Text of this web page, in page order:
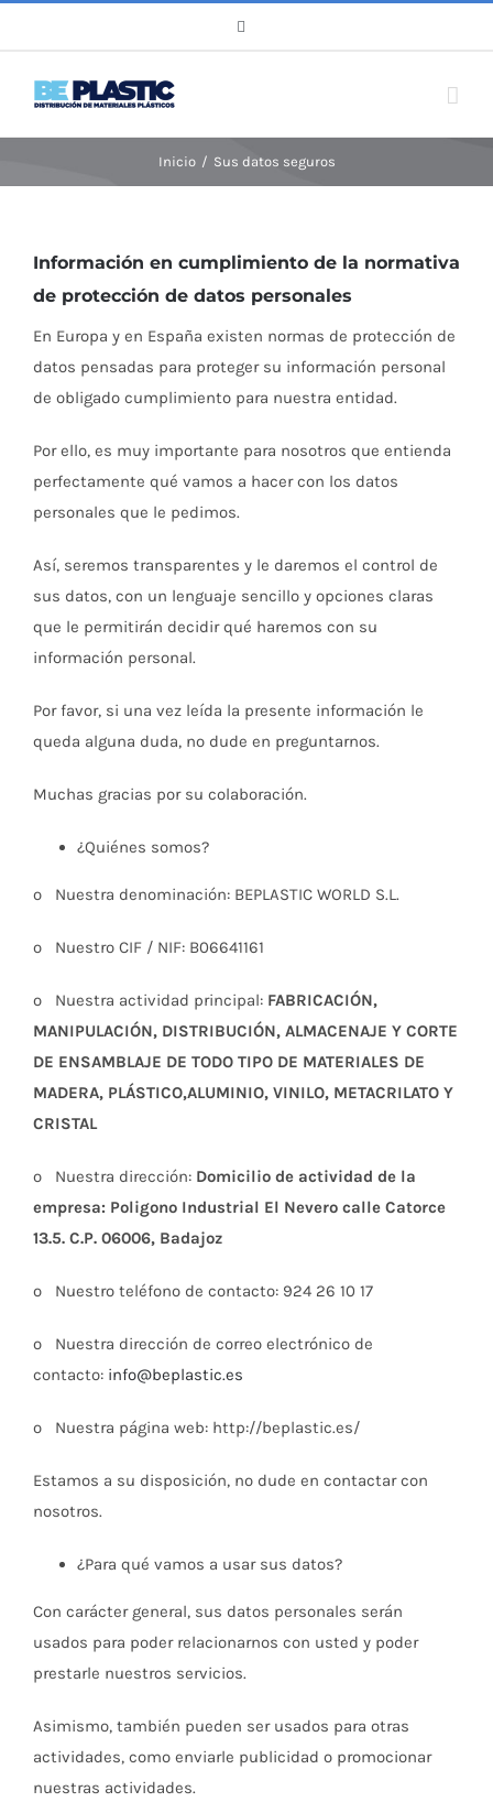
contenido
Inicio / Sus datos seguros
Información en cumplimiento de la normativa
de protección de datos personales
En Europa y en España existen normas de protección de
datos pensadas para proteger su información personal
de obligado cumplimiento para nuestra entidad.
Por ello, es muy importante para nosotros que entienda
perfectamente qué vamos a hacer con los datos
personales que le pedimos.
Así, seremos transparentes y le daremos el control de
sus datos, con un lenguaje sencillo y opciones claras
que le permitirán decidir qué haremos con su
información personal.
Por favor, si una vez leída la presente información le
queda alguna duda, no dude en preguntarnos.
Muchas gracias por su colaboración.
¿Quiénes somos?
o Nuestra denominación: BEPLASTIC WORLD S.L.
o Nuestro CIF / NIF: B06641161
o Nuestra actividad principal: FABRICACIÓN,
MANIPULACIÓN, DISTRIBUCIÓN, ALMACENAJE Y CORTE
DE ENSAMBLAJE DE TODO TIPO DE MATERIALES DE
MADERA, PLÁSTICO,ALUMINIO, VINILO, METACRILATO Y
CRISTAL
o Nuestra dirección: Domicilio de actividad de la
empresa: Poligono Industrial El Nevero calle Catorce
13.5. C.P. 06006, Badajoz
o Nuestro teléfono de contacto: 924 26 10 17
o Nuestra dirección de correo electrónico de
contacto: info@beplastic.es
o Nuestra página web: http://beplastic.es/
Estamos a su disposición, no dude en contactar con
nosotros.
¿Para qué vamos a usar sus datos?
Con carácter general, sus datos personales serán
usados para poder relacionarnos con usted y poder
prestarle nuestros servicios.
Asimismo, también pueden ser usados para otras
actividades, como enviarle publicidad o promocionar
nuestras actividades.